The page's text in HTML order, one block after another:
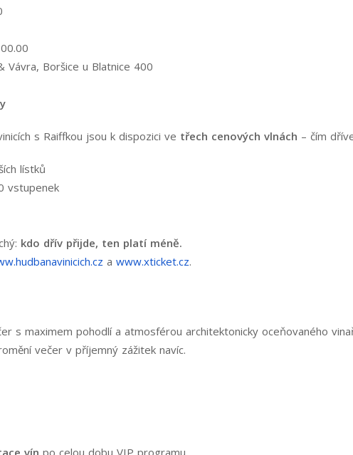
Vávra, Boršice u Blatnice 400
s Raiffkou jsou k dispozici ve třech cenových vlnách – čím
lístků
vstupenek
kdo dřív přijde, ten platí méně.
a www.xticket.cz.
s maximem pohodlí a atmosférou architektonicky oceňovaného
večer v příjemný zážitek navíc.
vín po celou dobu VIP programu